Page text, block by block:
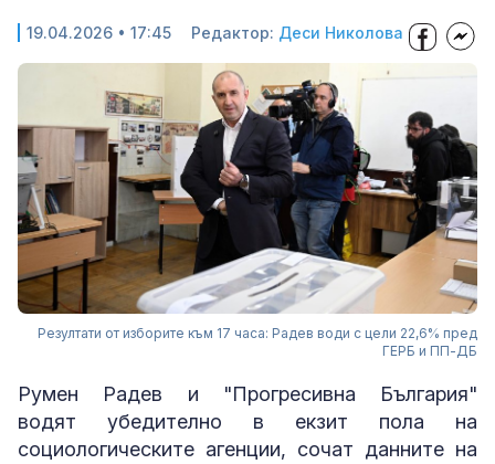
19.04.2026 • 17:45 Редактор: Деси Николова
Резултати от изборите към 17 часа: Радев води с цели 22,6% пред
ГЕРБ и ПП-ДБ
Румен Радев и "Прогресивна България"
водят убедително в екзит пола на
социологическите агенции, сочат данните на